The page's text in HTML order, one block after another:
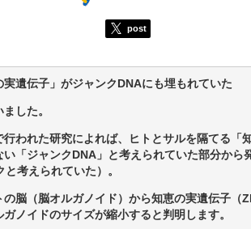
post
遺伝子」がジャンクDNAにも埋もれていた
した。
行われた研究によれば、ヒトとサルを隔てる「
「ジャンクDNA」と考えられていた部分から
考えられていた）。
の脳（脳オルガノイド）から知恵の実遺伝子（
ガノイドのサイズが縮小すると判明します。